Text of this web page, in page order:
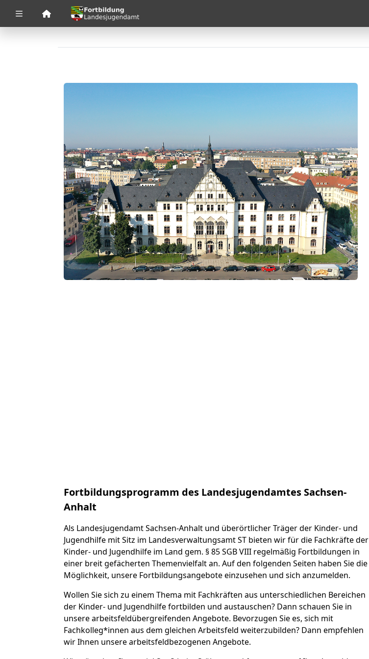
Zuklappen
Fortbildungsprogramm des Landesjugendamtes Sachsen-
Anhalt
Als Landesjugendamt Sachsen-Anhalt und überörtlicher Träger der Kinder- und
Jugendhilfe mit Sitz im Landesverwaltungsamt ST bieten wir für die Fachkräfte der
Kinder- und Jugendhilfe im Land gem. § 85 SGB VIII regelmäßig Fortbildungen in
einer breit gefächerten Themenvielfalt an. Auf den folgenden Seiten haben Sie die
Möglichkeit, unsere Fortbildungsangebote einzusehen und sich anzumelden.
Wollen Sie sich zu einem Thema mit Fachkräften aus unterschiedlichen Bereichen
der Kinder- und Jugendhilfe fortbilden und austauschen? Dann schauen Sie in
unsere arbeitsfeldübergreifenden Angebote. Bevorzugen Sie es, sich mit
Fachkolleg*innen aus dem gleichen Arbeitsfeld weiterzubilden? Dann empfehlen
wir Ihnen unsere arbeitsfeldbezogenen Angebote.